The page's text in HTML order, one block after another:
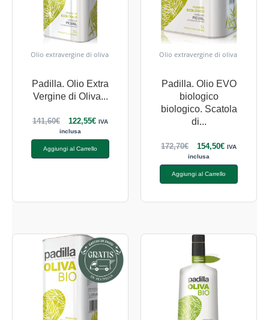
Olio extravergine di oliva
Padilla. Olio Extra
Vergine di Oliva...
141,60€ 122,55€ IVA
inclusa
Aggiungi al Carrello
Olio extravergine di oliva
Padilla. Olio EVO
biologico
biologico. Scatola
di...
172,70€ 154,50€ IVA
inclusa
Aggiungi al Carrello